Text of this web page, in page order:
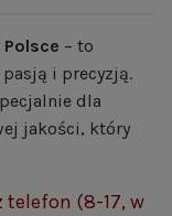
– to
i precyzją.
dla
jakości, który
telefon (8-17, w